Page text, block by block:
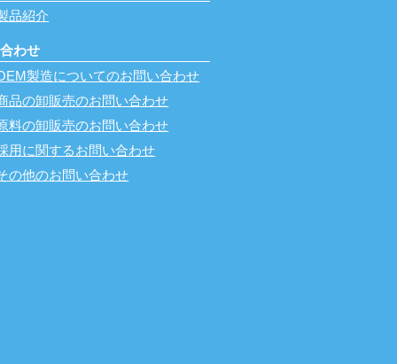
品紹介
わせ
製造についてのお問い合わせ
品の卸販売のお問い合わせ
料の卸販売のお問い合わせ
用に関するお問い合わせ
の他のお問い合わせ